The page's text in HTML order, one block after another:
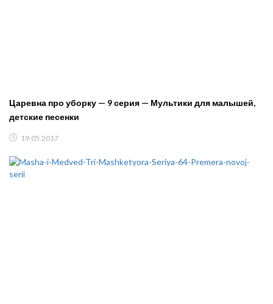
Царевна про уборку — 9 серия — Мультики для малышей,
детские песенки
19.05.2017